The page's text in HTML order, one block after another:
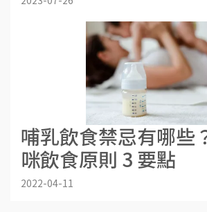
哺乳飲食禁忌有哪些
咪飲食原則 3 要點
2022-04-11